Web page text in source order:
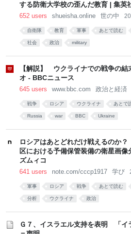
する防衛大学校の歪んだ教育 | 集英
652 users shueisha.online 世の中
自衛隊 教育 軍事 あとで読む
社会 政治 military
【解説】 ウクライナでの戦争の
オ - BBCニュース
645 users www.bbc.com 政治と経済
戦争 ロシア ウクライナ あとで
Russia war BBC Ukraine
ロシアはあとどれだけ戦えるのか
区における予備保管装備の衛星画像
ズムィコ
641 users note.com/cccp1917 学び
軍事 ロシア 戦争 あとで読む
分析 ウクライナ 政治
Ｇ７、イスラエル支持を表明 「イ